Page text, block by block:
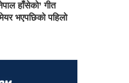
हाँसेको’ गीत
भएपछिको पहिलो